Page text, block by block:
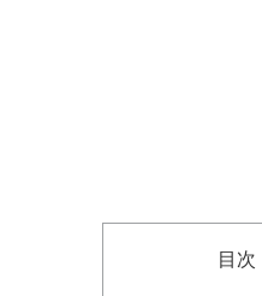
目次